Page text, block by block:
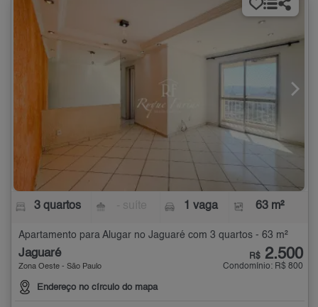
3 quartos 1 vaga 63 m²
Apartamento para Alugar no Jaguaré com 3 quartos - 63 m²
Jaguaré
Zona Oeste - São Paulo
Endereço no círculo do mapa
R$ 2.500
Condomínio: R$ 800